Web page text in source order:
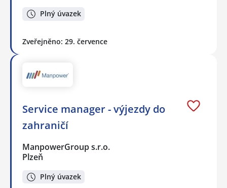
Plný úvazek
Zveřejněno: 29. července
Service manager - výjezdy do
zahraničí
ManpowerGroup s.r.o.
Plzeň
Plný úvazek